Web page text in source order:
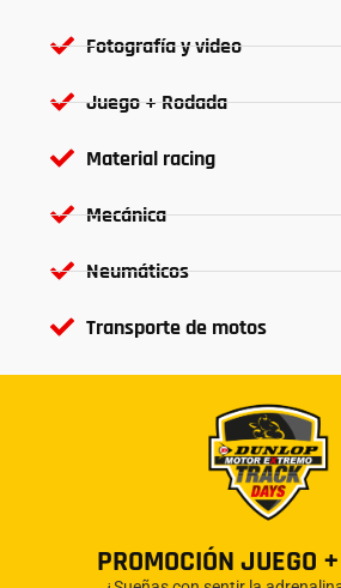
Fotografía y video
Juego + Rodada
Material racing
Mecánica
Neumáticos
Transporte de motos
PROMOCIÓN JUEGO